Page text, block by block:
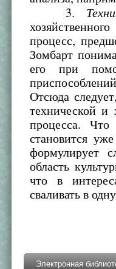
3.
процесс,
Зомбарт
его при
Отсюда
технической и
процесса.
становится
формулирует
область
что в
сваливать в
Электронная